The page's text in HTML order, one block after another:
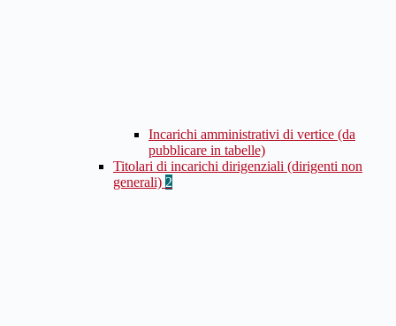
Incarichi amministrativi di vertice (da
pubblicare in tabelle)
Titolari di incarichi dirigenziali (dirigenti non
generali) 2